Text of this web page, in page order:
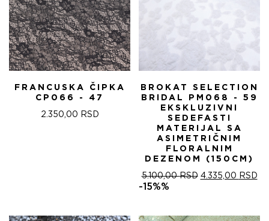
FRANCUSKA ČIPKA
CP066 - 47
2.350,00 RSD
BROKAT SELECTION
BRIDAL PM068 - 59
EKSKLUZIVNI
SEDEFASTI
MATERIJAL SA
ASIMETRIČNIM
FLORALNIM
DEZENOM (150CM)
5.100,00RSD ОРИГИНАЛНА
5.100,00 RSD.
4.335,00 RSD
-15%%